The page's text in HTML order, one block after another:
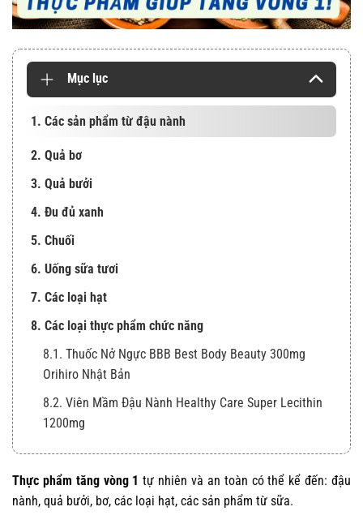
Mục lục
1. Các sản phẩm từ đậu nành
2. Quả bơ
3. Quả bưởi
4. Đu đủ xanh
5. Chuối
6. Uống sữa tươi
7. Các loại hạt
8. Các loại thực phẩm chức năng
8.1. Thuốc Nở Ngực BBB Best Body Beauty 300mg
Orihiro Nhật Bản
8.2. Viên Mầm Đậu Nành Healthy Care Super Lecithin
1200mg
Thực phẩm tăng vòng 1 tự nhiên và an toàn có thể kể đến: đậu
nành, quả bưởi, bơ, các loại hạt, các sản phẩm từ sữa.